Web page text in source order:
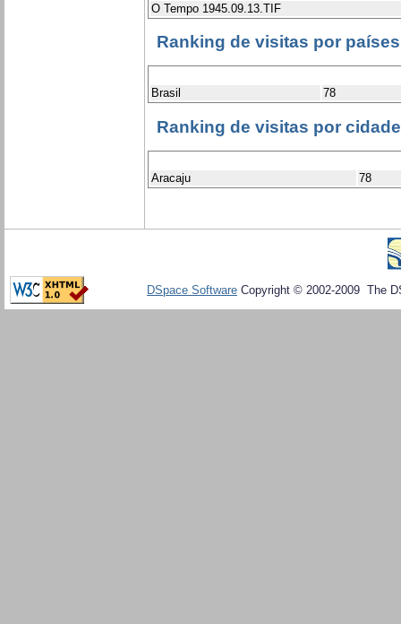
O Tempo 1945.09.13.TIF
Ranking de visitas por países
Brasil 78
Ranking de visitas por
Aracaju 78
DSpace Software Copyright © 2002-2009 The